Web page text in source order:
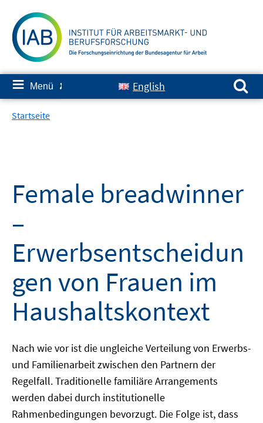
zum
Inhalt
≡ Menü ✘ English
Suchen nach:
Startseite
Female breadwinner
–
Erwerbsentscheidun
gen von Frauen im
Haushaltskontext
Nach wie vor ist die ungleiche Verteilung von Erwerbs-
und Familienarbeit zwischen den Partnern der
Regelfall. Traditionelle familiäre Arrangements
werden dabei durch institutionelle
Rahmenbedingungen bevorzugt. Die Folge ist, dass